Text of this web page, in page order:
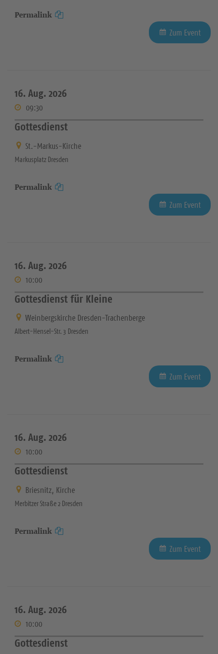
Permalink
Zum Event
16. Aug. 2026
09:30
Gottesdienst
St.-Markus-Kirche
Markusplatz Dresden
Permalink
Zum Event
16. Aug. 2026
10:00
Gottesdienst für Kleine
Weinbergskirche Dresden-Trachenberge
Albert-Hensel-Str. 3 Dresden
Permalink
Zum Event
16. Aug. 2026
10:00
Gottesdienst
Briesnitz, Kirche
Merbitzer Straße 2 Dresden
Permalink
Zum Event
16. Aug. 2026
10:00
Gottesdienst